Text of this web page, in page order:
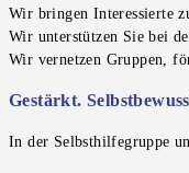
Wir bringen Interessierte
Wir unterstützen Sie bei
Wir vernetzen Gruppen,
Gestärkt.
In der Selbsthilfegruppe